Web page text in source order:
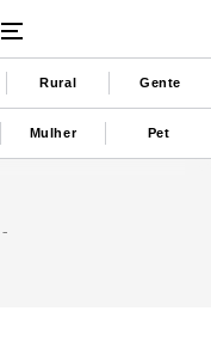
Rural Gente
Mulher Pet